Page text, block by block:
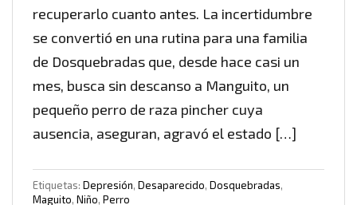
recuperarlo cuanto antes. La incertidumbre
se convertió en una rutina para una familia
de Dosquebradas que, desde hace casi un
mes, busca sin descanso a Manguito, un
pequeño perro de raza pincher cuya
ausencia, aseguran, agravó el estado […]
Etiquetas: Depresión, Desaparecido, Dosquebradas,
Maguito, Niño, Perro